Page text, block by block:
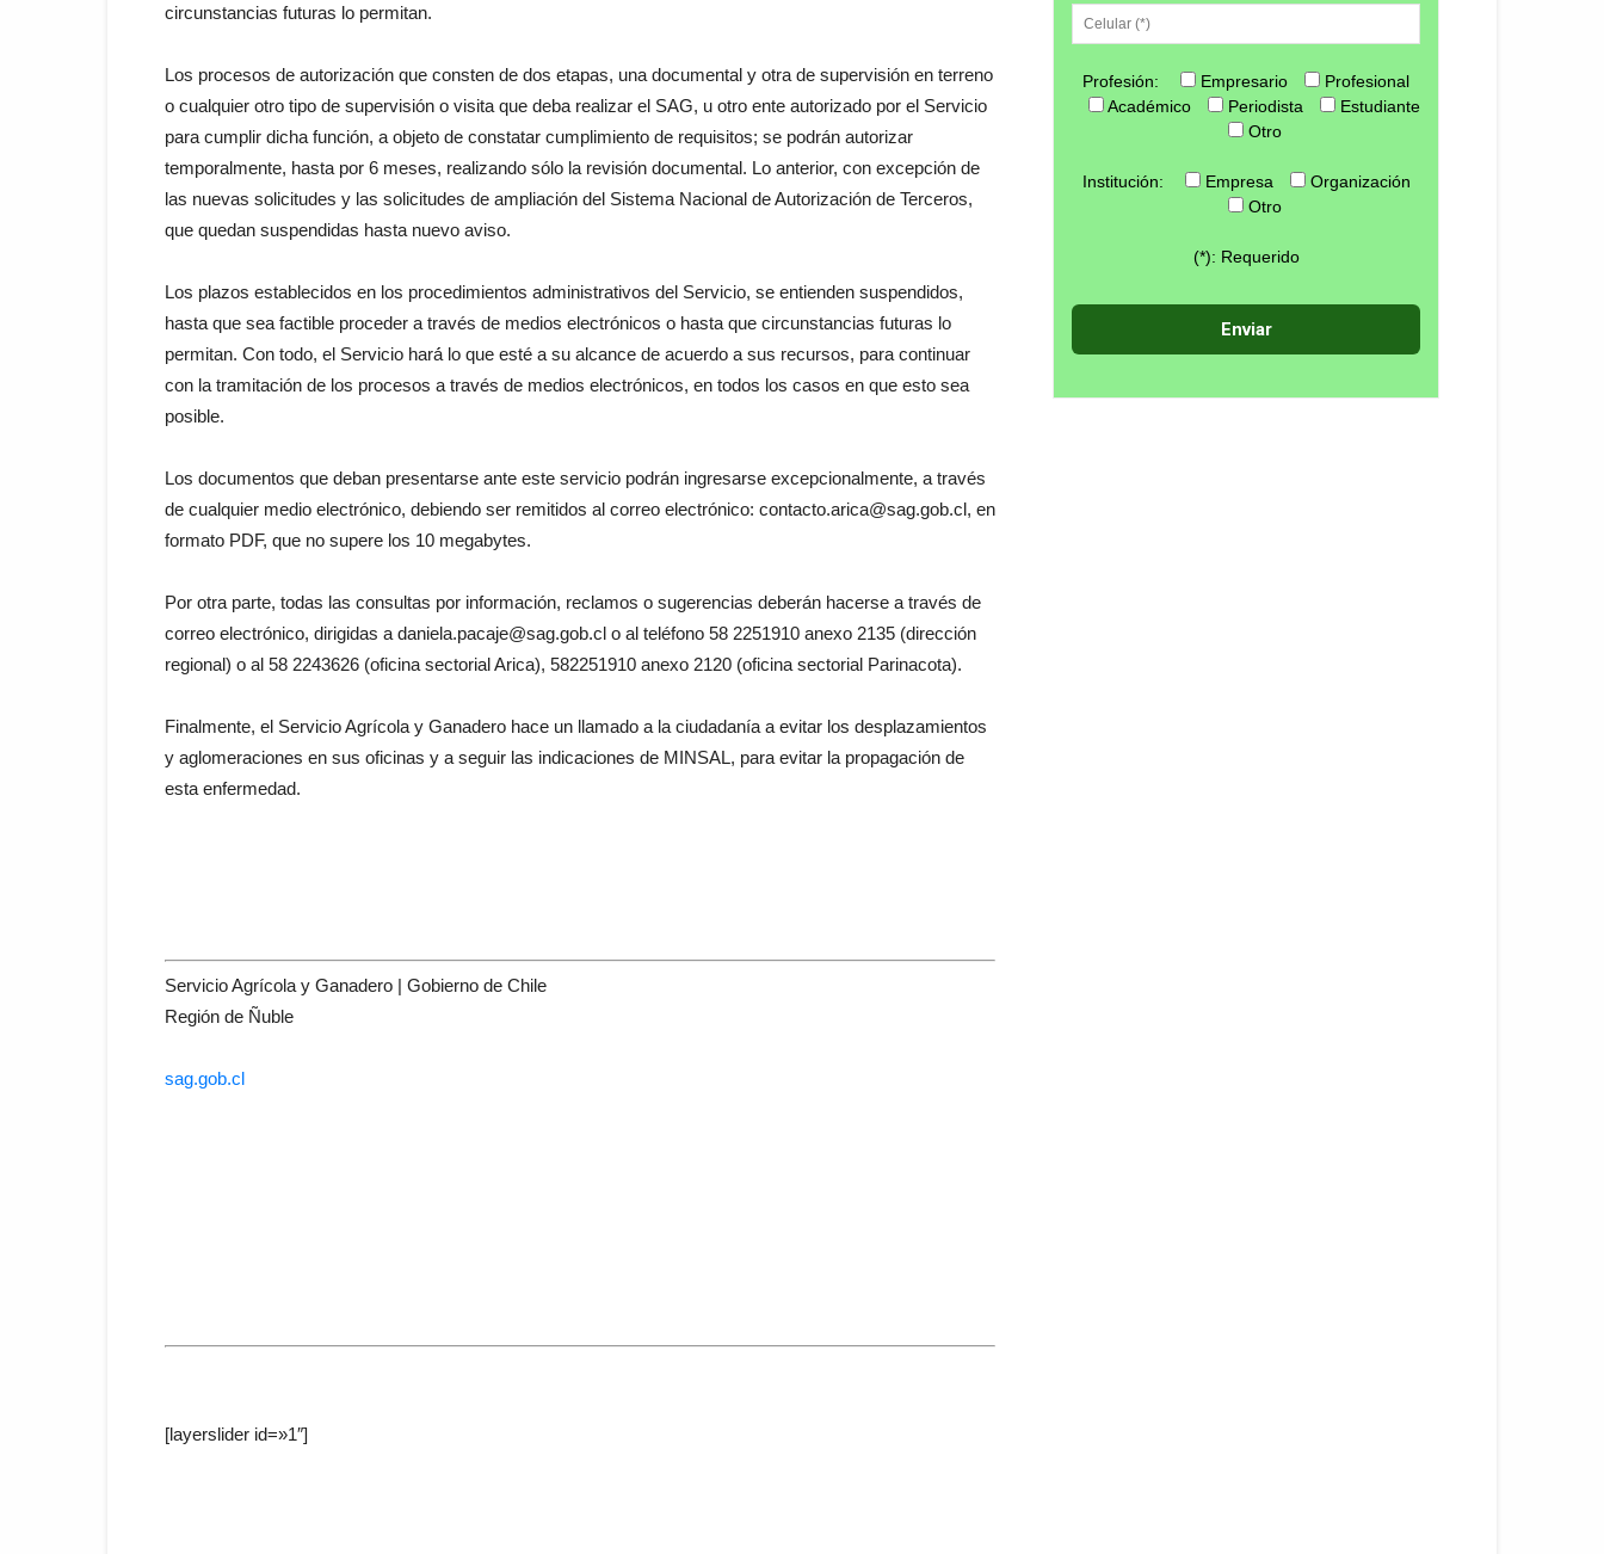
circunstancias futuras lo permitan.
Los procesos de autorización que consten de dos etapas, una documental y otra de supervisión en terreno
o cualquier otro tipo de supervisión o visita que deba realizar el SAG, u otro ente autorizado por el Servicio
para cumplir dicha función, a objeto de constatar cumplimiento de requisitos; se podrán autorizar
temporalmente, hasta por 6 meses, realizando sólo la revisión documental. Lo anterior, con excepción de
las nuevas solicitudes y las solicitudes de ampliación del Sistema Nacional de Autorización de Terceros,
que quedan suspendidas hasta nuevo aviso.
Los plazos establecidos en los procedimientos administrativos del Servicio, se entienden suspendidos,
hasta que sea factible proceder a través de medios electrónicos o hasta que circunstancias futuras lo
permitan. Con todo, el Servicio hará́ lo que esté a su alcance de acuerdo a sus recursos, para continuar
con la tramitación de los procesos a través de medios electrónicos, en todos los casos en que esto sea
posible.
Los documentos que deban presentarse ante este servicio podrán ingresarse excepcionalmente, a través
de cualquier medio electrónico, debiendo ser remitidos al correo electrónico: contacto.arica@sag.gob.cl, en
formato PDF, que no supere los 10 megabytes.
Por otra parte, todas las consultas por información, reclamos o sugerencias deberán hacerse a través de
correo electrónico, dirigidas a daniela.pacaje@sag.gob.cl o al teléfono 58 2251910 anexo 2135 (dirección
regional) o al 58 2243626 (oficina sectorial Arica), 582251910 anexo 2120 (oficina sectorial Parinacota).
Finalmente, el Servicio Agrícola y Ganadero hace un llamado a la ciudadanía a evitar los desplazamientos
y aglomeraciones en sus oficinas y a seguir las indicaciones de MINSAL, para evitar la propagación de
esta enfermedad.
Servicio Agrícola y Ganadero | Gobierno de Chile
Región de Ñuble
sag.gob.cl
[layerslider id=»1″]
Profesión: Empresario
Profesional
Académico
Periodista
Estudiante
Otro
Institución: Empresa
Organización
Otro
(*): Requerido